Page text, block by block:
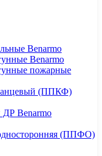
Benarmo
Benarmo
пожарные
(ППКФ)
Benarmo
(ППФО)